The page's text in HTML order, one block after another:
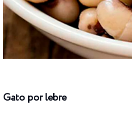
Gato por lebre